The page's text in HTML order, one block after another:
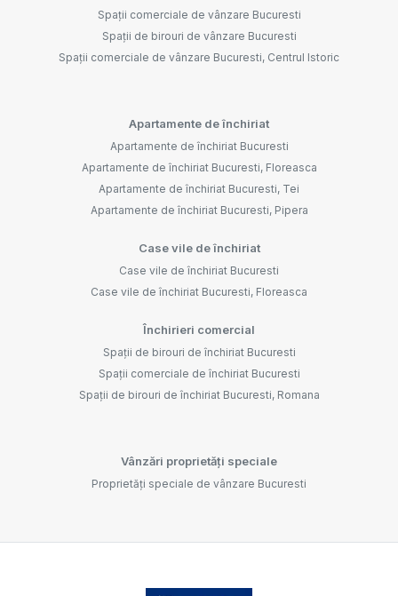
Spații comerciale de vânzare Bucuresti
Spații de birouri de vânzare Bucuresti
Spații comerciale de vânzare Bucuresti, Centrul Istoric
Apartamente de închiriat
Apartamente de închiriat Bucuresti
Apartamente de închiriat Bucuresti, Floreasca
Apartamente de închiriat Bucuresti, Tei
Apartamente de închiriat Bucuresti, Pipera
Case vile de închiriat
Case vile de închiriat Bucuresti
Case vile de închiriat Bucuresti, Floreasca
Închirieri comercial
Spații de birouri de închiriat Bucuresti
Spații comerciale de închiriat Bucuresti
Spații de birouri de închiriat Bucuresti, Romana
Vânzări proprietăți speciale
Proprietăți speciale de vânzare Bucuresti